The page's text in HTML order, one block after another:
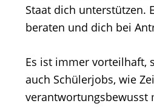
Staat dich unterstützen.
beraten und dich bei
Es ist immer vorteilhaft,
auch Schülerjobs, wie
verantwortungsbewusst